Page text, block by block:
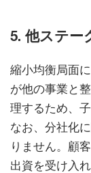
5. 他ステー
縮小均衡局面
が他の事業と
理するため、
なお、分社化
りません。顧
出資を受け入